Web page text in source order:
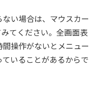
い場合は、マウスカー
てください。全画面表
操作がないとメニュー
いることがあるからで